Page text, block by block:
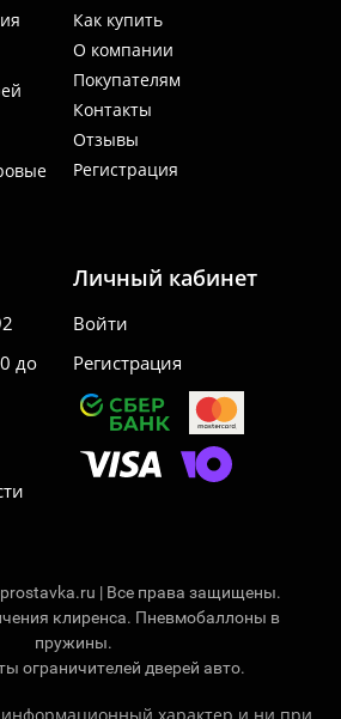
Как купить
О компании
Покупателям
Контакты
Отзывы
Регистрация
до
Личный кабинет
Войти
Регистрация
| Все права защищены.
клиренса. Пневмобаллоны в
пружины.
ограничителей дверей авто.